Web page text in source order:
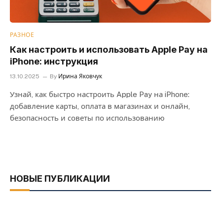
РАЗНОЕ
Как настроить и использовать Apple Pay на
iPhone: инструкция
13.10.2025 By Ирина Яковчук
Узнай, как быстро настроить Apple Pay на iPhone:
добавление карты, оплата в магазинах и онлайн,
безопасность и советы по использованию
НОВЫЕ ПУБЛИКАЦИИ